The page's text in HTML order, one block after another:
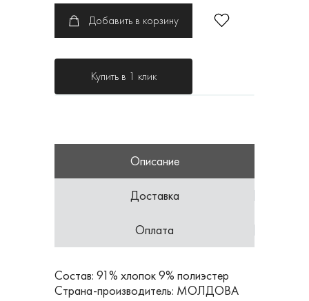
Добавить в корзину
Купить в 1 клик
Описание
Доставка
Оплата
Состав: 91% хлопок 9% полиэстер
Страна-производитель: МОЛДОВА